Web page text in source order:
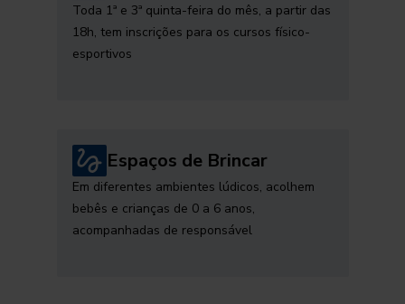
Toda 1ª e 3ª quinta-feira do mês, a partir das
18h, tem inscrições para os cursos físico-
esportivos
Espaços de Brincar
Em diferentes ambientes lúdicos, acolhem
bebês e crianças de 0 a 6 anos,
acompanhadas de responsável